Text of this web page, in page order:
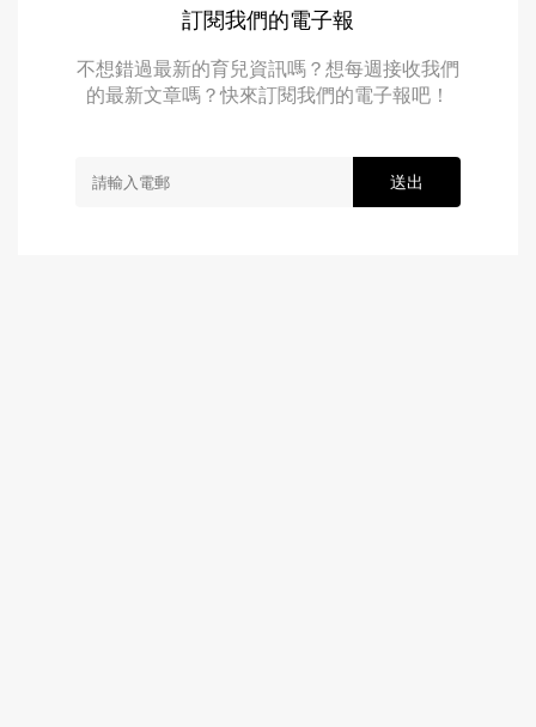
訂閱我們的電子報
不想錯過最新的育兒資訊嗎？想每週接收我們
的最新文章嗎？快來訂閱我們的電子報吧！
送出